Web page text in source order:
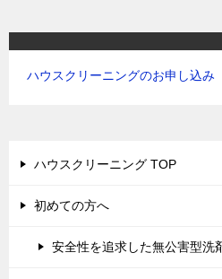
ハウスクリーニングのお申し込み
ハウスクリーニング TOP
初めての方へ
安全性を追求した無公害型洗